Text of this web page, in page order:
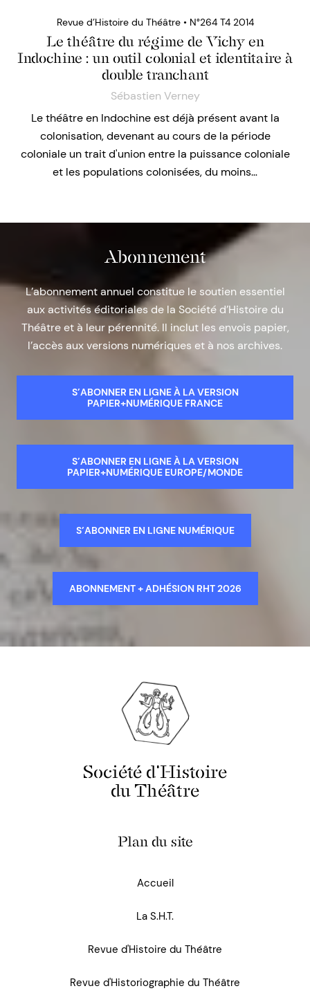
Revue d’Histoire du Théâtre • N°264 T4 2014
Le théâtre du régime de Vichy en
Indochine : un outil colonial et identitaire à
double tranchant
Sébastien Verney
Le théâtre en Indochine est déjà présent avant la
colonisation, devenant au cours de la période
coloniale un trait d'union entre la puissance coloniale
et les populations colonisées, du moins…
Abonnement
L’abonnement annuel constitue le soutien essentiel
aux activités éditoriales de la Société d’Histoire du
Théâtre et à leur pérennité. Il inclut les envois papier,
l’accès aux versions numériques et à nos archives.
S’ABONNER EN LIGNE À LA VERSION
PAPIER+NUMÉRIQUE FRANCE
S’ABONNER EN LIGNE À LA VERSION
PAPIER+NUMÉRIQUE EUROPE/MONDE
S’ABONNER EN LIGNE NUMÉRIQUE
ABONNEMENT + ADHÉSION RHT 2026
Société d'Histoire
du Théâtre
Plan du site
Accueil
La S.H.T.
Revue d'Histoire du Théâtre
Revue d'Historiographie du Théâtre